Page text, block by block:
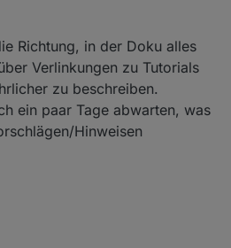
Richtung, in der Doku alles
Verlinkungen zu Tutorials
zu beschreiben.
ein paar Tage abwarten, was
Hinweisen